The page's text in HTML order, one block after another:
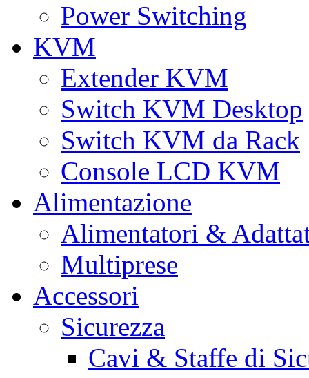
Power Switching
KVM
Extender KVM
Switch KVM Desktop
Switch KVM da Rack
Console LCD KVM
Alimentazione
Alimentatori &
Multiprese
Accessori
Sicurezza
Cavi & Staffe di